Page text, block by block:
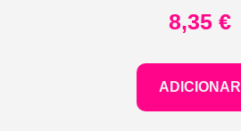
8,35 €
ADICIONAR